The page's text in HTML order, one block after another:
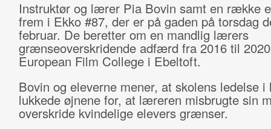
Instruktør og lærer Pia Bovin samt en række
frem i Ekko #87, der er på gaden på torsdag
februar. De beretter om en mandlig lærers
grænseoverskridende adfærd fra 2016 til
European Film College i Ebeltoft.
Bovin og eleverne mener, at skolens ledelse i
lukkede øjnene for, at læreren misbrugte sin
overskride kvindelige elevers grænser.